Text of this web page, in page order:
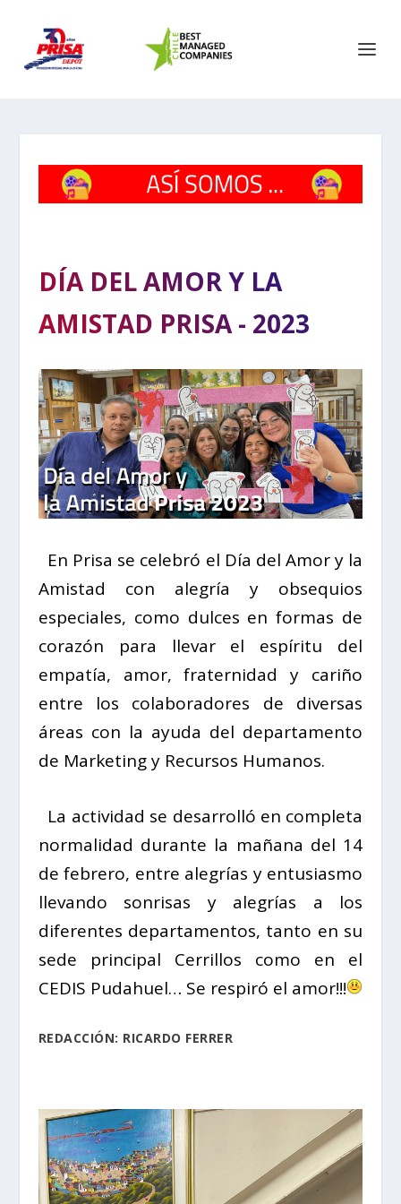
DÍA DEL AMOR Y LA
AMISTAD PRISA - 2023
En Prisa se celebró el Día del Amor y la
Amistad con alegría y obsequios
especiales, como dulces en formas de
corazón para llevar el espíritu del
empatía, amor, fraternidad y cariño
entre los colaboradores de diversas
áreas con la ayuda del departamento
de Marketing y Recursos Humanos.
La actividad se desarrolló en completa
normalidad durante la mañana del 14
de febrero, entre alegrías y entusiasmo
llevando sonrisas y alegrías a los
diferentes departamentos, tanto en su
sede principal Cerrillos como en el
CEDIS Pudahuel… Se respiró el amor!!!
REDACCIÓN: RICARDO FERRER